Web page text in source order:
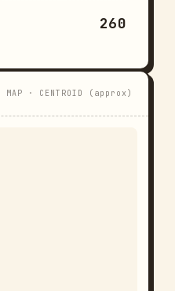
260
MAP · CENTROID (approx)